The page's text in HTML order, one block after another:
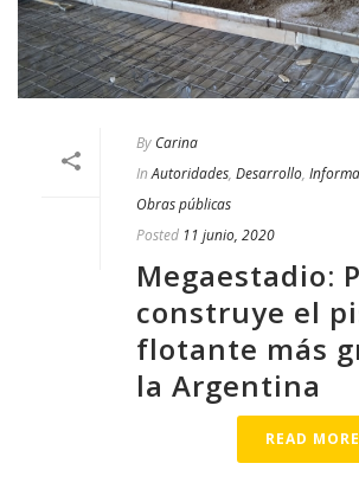
By Carina
In Autoridades, Desarrollo,
Obras públicas
Posted 11 junio, 2020
Megaestadio:
construye el
flotante más
la Argentina
READ MORE